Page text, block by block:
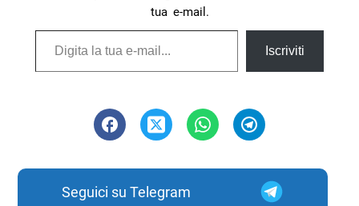
tua e-mail.
Digita la tua e-mail...
Iscriviti
Seguici su Telegram